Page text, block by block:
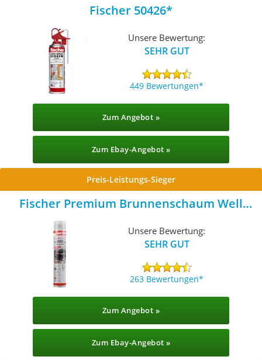
Fischer 50426
Unsere Bewertung:
SEHR GUT
449 Bewertungen
Zum Angebot »
Zum Ebay-Angebot »
Preis-Leistungs-Sieger
Fischer Premium Brunnenschaum Well
Unsere Bewertung:
SEHR GUT
263 Bewertungen
Zum Angebot »
Zum Ebay-Angebot »